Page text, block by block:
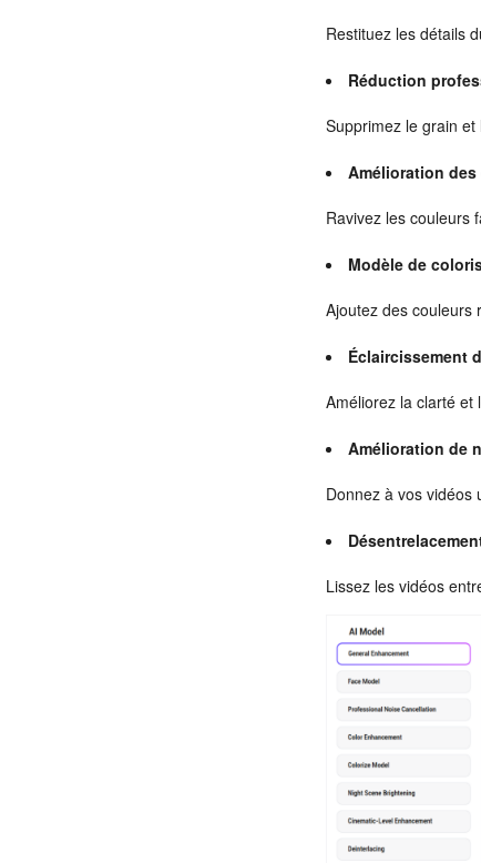
Restituez les détails
Réduction
Supprimez le grain
Amélioration
Ravivez les couleurs
Modèle de
Ajoutez des couleurs
Éclaircissement
Améliorez la clarté et
Amélioration de
Donnez à vos vidéos
Lissez les vidéos